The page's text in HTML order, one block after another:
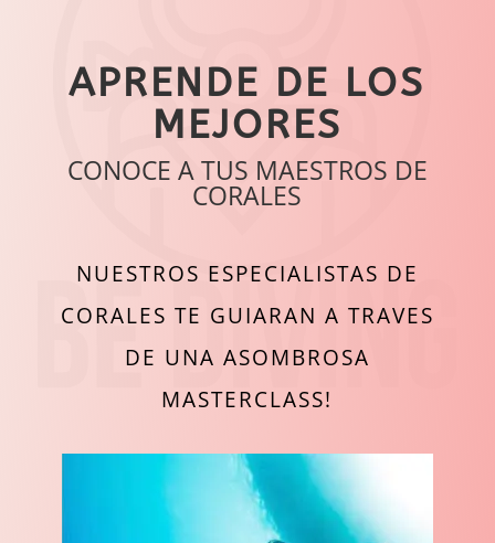
APRENDE DE LOS
MEJORES
CONOCE A TUS MAESTROS DE
CORALES
NUESTROS ESPECIALISTAS DE
CORALES TE GUIARAN A TRAVES
DE UNA ASOMBROSA
MASTERCLASS!